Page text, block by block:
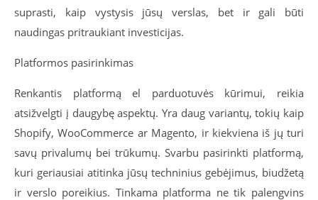
suprasti, kaip vystysis jūsų verslas, bet ir gali būti
naudingas pritraukiant investicijas.
Platformos pasirinkimas
Renkantis platformą el parduotuvės kūrimui, reikia
atsižvelgti į daugybę aspektų. Yra daug variantų, tokių kaip
Shopify, WooCommerce ar Magento, ir kiekviena iš jų turi
savų privalumų bei trūkumų. Svarbu pasirinkti platformą,
kuri geriausiai atitinka jūsų techninius gebėjimus, biudžetą
ir verslo poreikius. Tinkama platforma ne tik palengvins